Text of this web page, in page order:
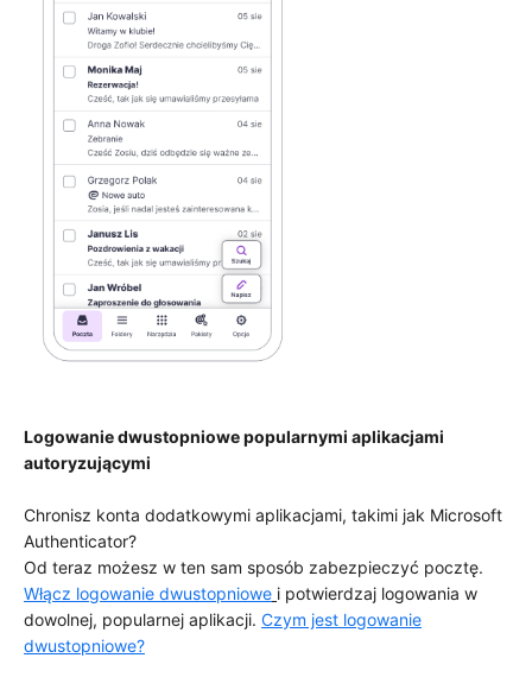
Logowanie dwustopniowe popularnymi aplikacjami
autoryzującymi
Chronisz konta dodatkowymi aplikacjami, takimi jak Microsoft
Authenticator?
Od teraz możesz w ten sam sposób zabezpieczyć pocztę.
Włącz logowanie dwustopniowe i potwierdzaj logowania w
dowolnej, popularnej aplikacji. Czym jest logowanie
dwustopniowe?